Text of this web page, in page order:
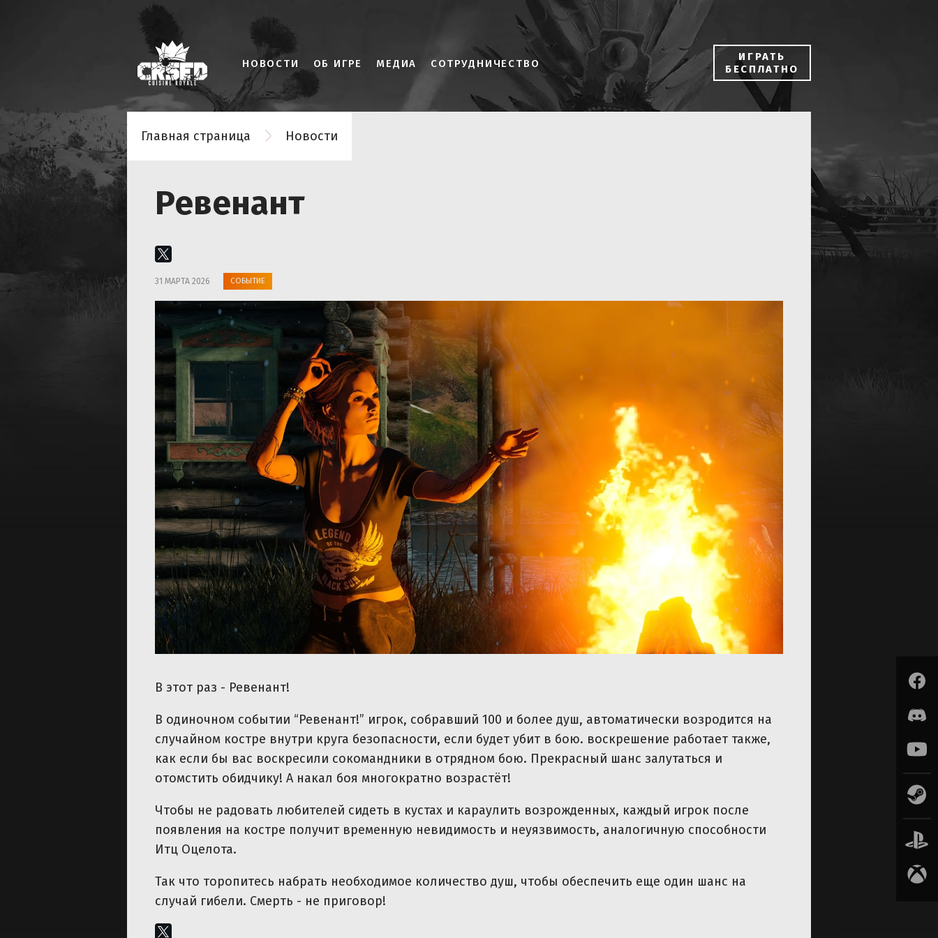
НОВОСТИ ОБ ИГРЕ МЕДИА СОТРУДНИЧЕСТВО
ИГРАТЬ
БЕСПЛАТНО
Главная страница Новости
Ревенант
31 МАРТА 2026 СОБЫТИЕ
В этот раз - Ревенант!
В одиночном событии “Ревенант!” игрок, собравший 100 и более душ, автоматически возродится на
случайном костре внутри круга безопасности, если будет убит в бою. воскрешение работает также,
как если бы вас воскресили сокомандники в отрядном бою. Прекрасный шанс залутаться и
отомстить обидчику! А накал боя многократно возрастёт!
Чтобы не радовать любителей сидеть в кустах и караулить возрожденных, каждый игрок после
появления на костре получит временную невидимость и неуязвимость, аналогичную способности
Итц Оцелота.
Так что торопитесь набрать необходимое количество душ, чтобы обеспечить еще один шанс на
случай гибели. Смерть - не приговор!